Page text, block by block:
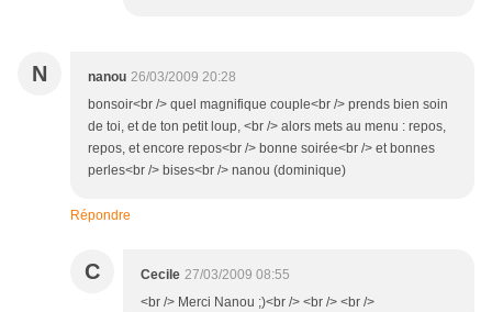
N nanou 26/03/2009 20:28
bonsoir<br /> quel magnifique couple<br /> prends bien soin
de toi, et de ton petit loup, <br /> alors mets au menu : repos,
repos, et encore repos<br /> bonne soirée<br /> et bonnes
perles<br /> bises<br /> nanou (dominique)
Répondre
C Cecile 27/03/2009 08:55
<br /> Merci Nanou ;)<br /> <br /> <br />